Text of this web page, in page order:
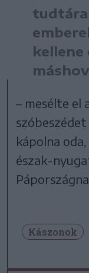
tudtára
kellene
– mesélte el
kápolna
észak-
Kászonok